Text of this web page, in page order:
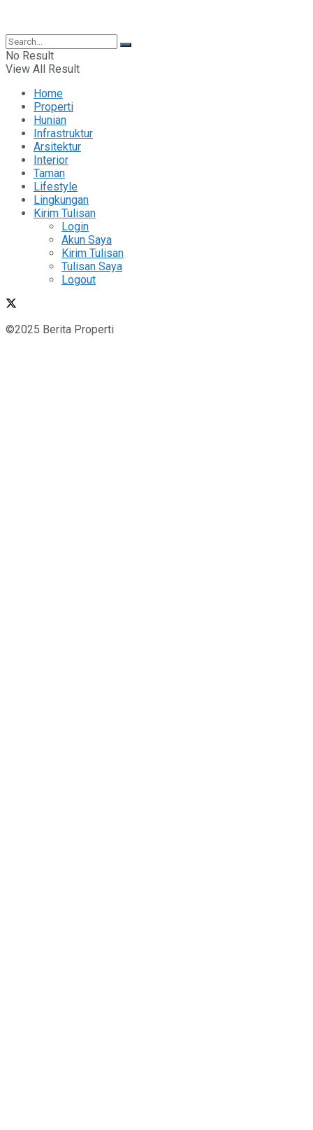
No Result
View All Result
Home
Properti
Hunian
Infrastruktur
Arsitektur
Interior
Taman
Lifestyle
Lingkungan
Kirim Tulisan
Login
Akun Saya
Kirim Tulisan
Tulisan Saya
Logout
©2025 Berita Properti